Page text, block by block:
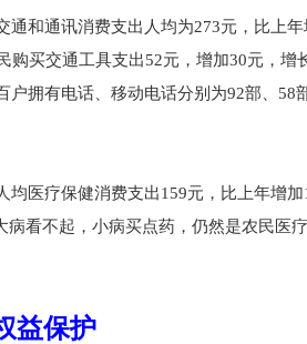
和通讯消费支出人均为273元，比上
购买交通工具支出52元，增加30元，
户拥有电话、移动电话分别为92部、58
医疗保健消费支出159元，比上年增
病看不起，小病买点药，仍然是农民医
益保护